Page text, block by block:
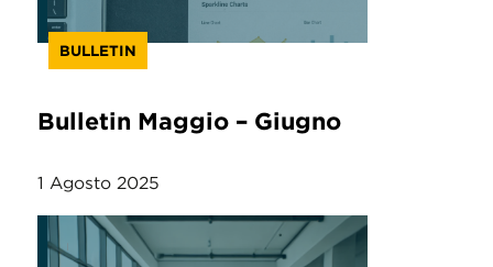
BULLETIN
Bulletin Maggio – Giugno
1 Agosto 2025